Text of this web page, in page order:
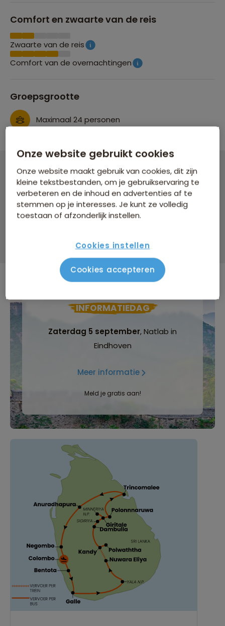
Comfort en zwaarte van de reis
Zwaarte van de reis
Comfort van de overnachtingen
Groepsgrootte
Maximaal 24 personen
Familiereis Sri Lanka
20 dagen vanaf 3.199 p.p.
Bijkomende kosten €18,25 p.p. op basis van 4 personen
INFORMATIEDAG
Zaterdag 5 september, Natlab in
Eindhoven
Meer informatie
Meld je gratis aan!
Onze website gebruikt cookies
Onze website maakt gebruik van cookies, dit zijn
kleine tekstbestanden, om je gebruikservaring te
verbeteren en de inhoud en advertenties af te
stemmen op je interesses. Je kunt ze volledig
toestaan of afzonderlijk instellen.
Cookies instellen
Cookies accepteren